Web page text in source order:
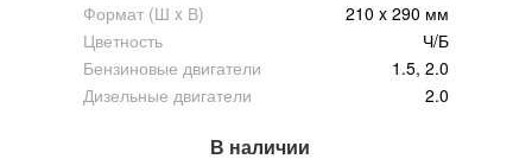
Формат (Ш x В)
210 x 290 мм
Цветность
Ч/Б
Бензиновые двигатели
1.5, 2.0
Дизельные двигатели
2.0
В наличии